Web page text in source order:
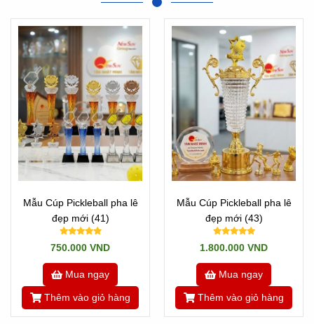
Mẫu Cúp Pickleball pha lê
đẹp mới (41)
750.000 VND
Mua ngay
Thêm vào giỏ hàng
Mẫu Cúp Pickleball pha lê
đẹp mới (43)
1.800.000 VND
Mua ngay
Thêm vào giỏ hàng